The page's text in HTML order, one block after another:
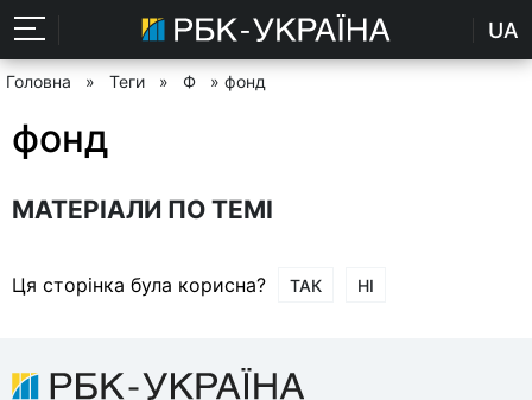
UA
Головна » Теги » Ф » фонд
фонд
МАТЕРІАЛИ ПО ТЕМІ
Ця сторінка була корисна? ТАК НІ